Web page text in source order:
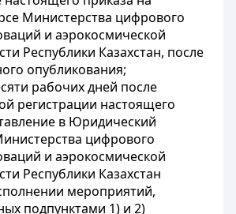
Министерства цифрового
и аэрокосмической
Республики Казахстан, после
опубликования;
рабочих дней после
регистрации настоящего
в Юридический
цифрового
и аэрокосмической
Республики Казахстан
мероприятий,
подпунктами 1) и 2)